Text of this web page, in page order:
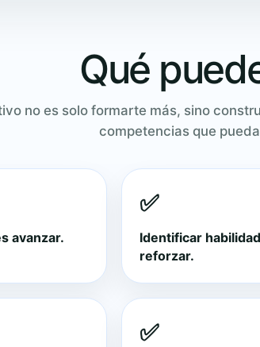
Qué
no es solo formarte más, sino
competencias que
avanzar.
✅
Identificar
reforzar.
✅